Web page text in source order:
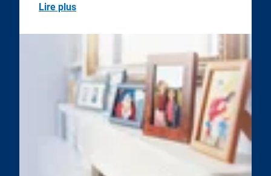
Lire plus